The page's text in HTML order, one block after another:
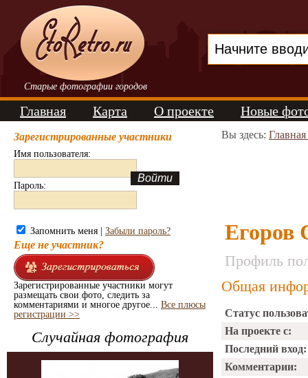
Старые фотографии городов
Главная Карта О проекте Новые
Зарегистрированные участники
Имя пользователя:
Пароль:
Запомнить меня | Забыли пароль?
Еще не участник?
Зарегистрированные участники могут
размещать свои фото, следить за
комментариями и многое другое... Все плюсы
регистрации >>
Случайная фотография
Вы здесь:
Егоров
Профиль
Общая
Статус
На проекте с:
Последний вход:
Комментарии: